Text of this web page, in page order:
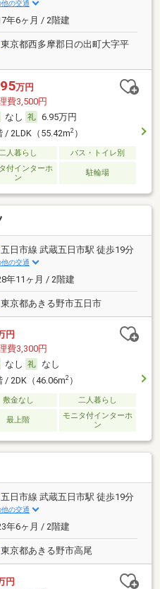
他の交通
年6ヶ月 / 2階建
東京都西多摩郡日の出町大字平
万円
費3,500円
なし
6.95万円
/ 2LDK（55.42m2）
人暮らし バス・トイレ別
付インターホ
ン
駐輪場
五日市線 武蔵五日市駅 徒歩19分
他の交通
年11ヶ月 / 2階建
東京都あきる野市五日市
円
費3,300円
なし
なし
/ 2DK（46.06m2）
敷金なし 二人暮らし
最上階
モニタ付インターホ
ン
五日市線 武蔵五日市駅 徒歩19分
他の交通
年6ヶ月 / 2階建
東京都あきる野市高尾
円